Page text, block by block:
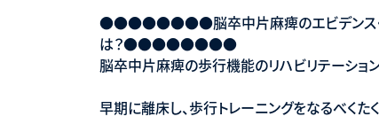
●●●●●●●●脳卒中片麻痺のエビデンス・ガ
は？●●●●●●●●
脳卒中片麻痺の歩行機能のリハビリテーション
早期に離床し、歩行トレーニングをなるべくた